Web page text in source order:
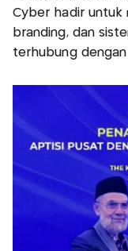
Cyber hadir untuk
branding, dan
terhubung dengan